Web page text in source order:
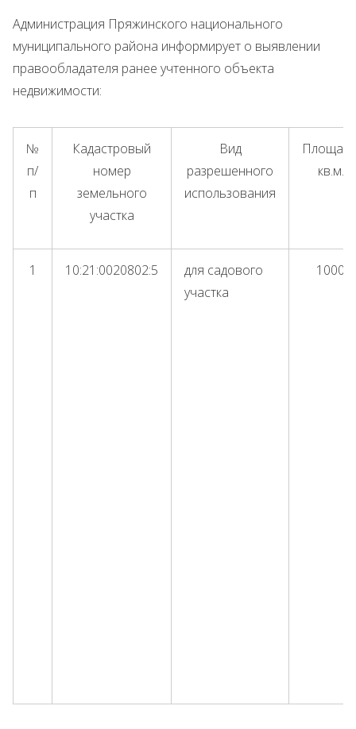
Администрация Пряжинского национального
муниципального района информирует о выявлении
правообладателя ранее учтенного объекта
недвижимости:
№
п/
п
Кадастровый
номер
земельного
участка
Вид
разрешенного
использования
кв.м.
1 10:21:0020802:5
для садового
участка
1000